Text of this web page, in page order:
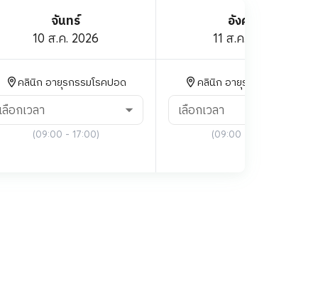
จันทร์
10 ส.ค. 2026
คลินิก อายุรกรรมโรคปอด
เลือกเวลา
(09:00 - 17:00)
อังคาร
11 ส.ค. 2026
คลินิก อายุรกรรมโรคปอด
เลือกเวลา
(09:00 - 14:00